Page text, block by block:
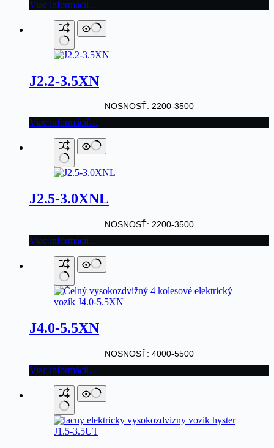
Viac informácií…
J2.2-3.5XN
NOSNOSŤ: 2200-3500
Viac informácií…
J2.5-3.0XNL
NOSNOSŤ: 2200-3500
Viac informácií…
J4.0-5.5XN
NOSNOSŤ: 4000-5500
Viac informácií…